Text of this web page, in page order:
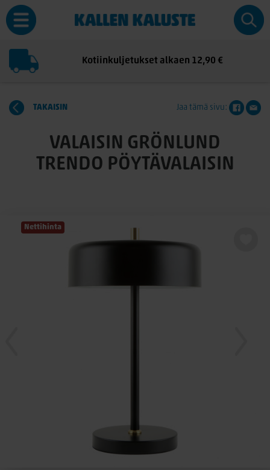
Kotiinkuljetukset alkaen 12,90 €
TAKAISIN Jaa tämä sivu:
VALAISIN GRÖNLUND
TRENDO PÖYTÄVALAISIN
Nettihinta